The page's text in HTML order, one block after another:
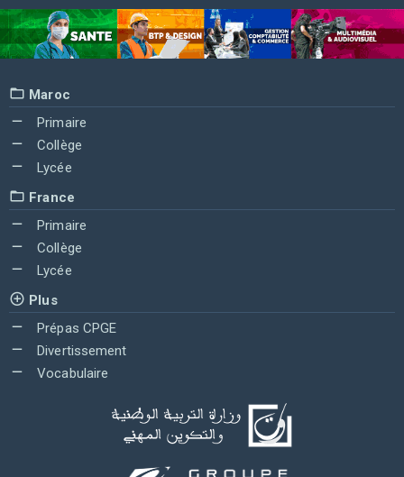
Maroc
Primaire
Collège
Lycée
France
Primaire
Collège
Lycée
Plus
Prépas CPGE
Divertissement
Vocabulaire